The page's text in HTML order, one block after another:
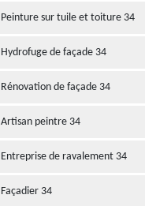
Peinture sur tuile et toiture 34
Hydrofuge de façade 34
Rénovation de façade 34
Artisan peintre 34
Entreprise de ravalement 34
Façadier 34